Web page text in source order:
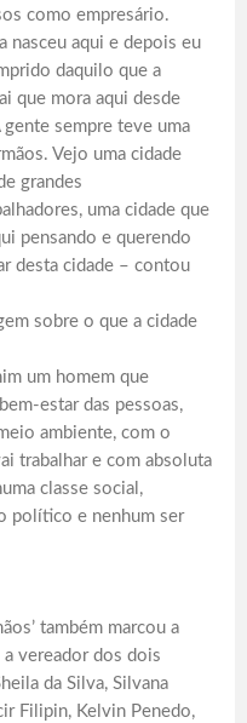
como empresário.
nasceu aqui e depois eu
daquilo que a
que mora aqui desde
sempre teve uma
Vejo uma cidade
grandes
uma cidade que
pensando e querendo
desta cidade – contou
sobre o que a cidade
um homem que
estar das pessoas,
ambiente, com o
trabalhar e com absoluta
classe social,
político e nenhum ser
também marcou a
vereador dos dois
da Silva, Silvana
Filipin, Kelvin Penedo,